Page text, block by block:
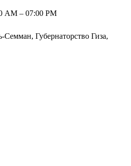
AM – 07:00 PM
Семман, Губернаторство Гиза,